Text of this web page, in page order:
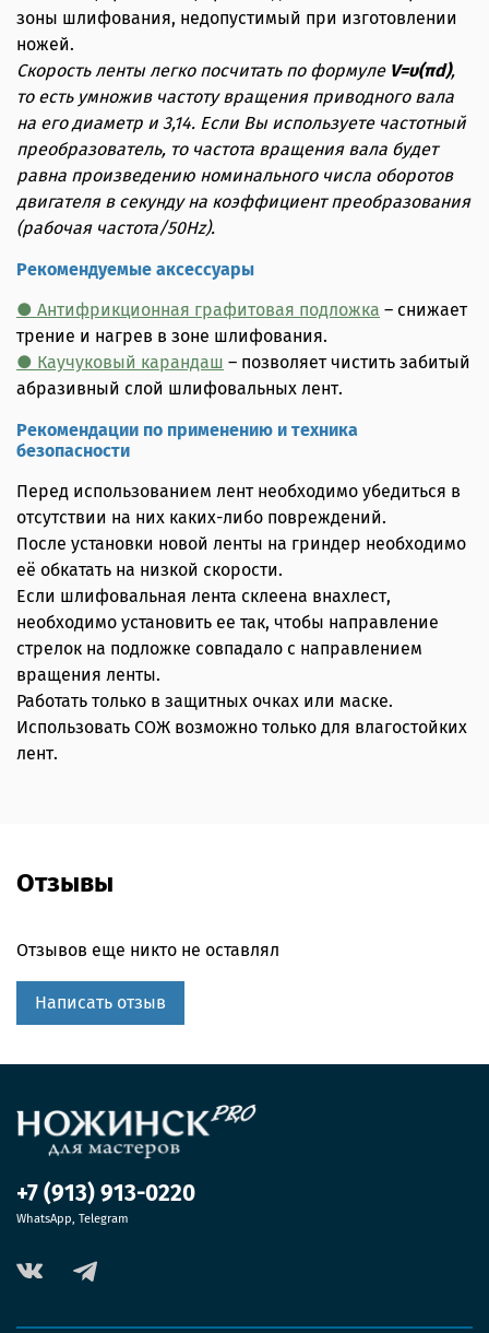
зоны шлифования, недопустимый при изготовлении
ножей.
Скорость ленты легко посчитать по формуле V=υ(πd),
то есть умножив частоту вращения приводного вала
на его диаметр и 3,14. Если Вы используете частотный
преобразователь, то частота вращения вала будет
равна произведению номинального числа оборотов
двигателя в секунду на коэффициент преобразования
(рабочая частота/50Hz).
Рекомендуемые аксессуары
● Антифрикционная графитовая подложка – снижает
трение и нагрев в зоне шлифования.
● Каучуковый карандаш – позволяет чистить забитый
абразивный слой шлифовальных лент.
Рекомендации по применению и техника
безопасности
Перед использованием лент необходимо убедиться в
отсутствии на них каких-либо повреждений.
После установки новой ленты на гриндер необходимо
её обкатать на низкой скорости.
Если шлифовальная лента склеена внахлест,
необходимо установить ее так, чтобы направление
стрелок на подложке совпадало с направлением
вращения ленты.
Работать только в защитных очках или маске.
Использовать СОЖ возможно только для влагостойких
лент.
Отзывы
Отзывов еще никто не оставлял
Написать отзыв
+7 (913) 913-0220
WhatsApp, Telegram